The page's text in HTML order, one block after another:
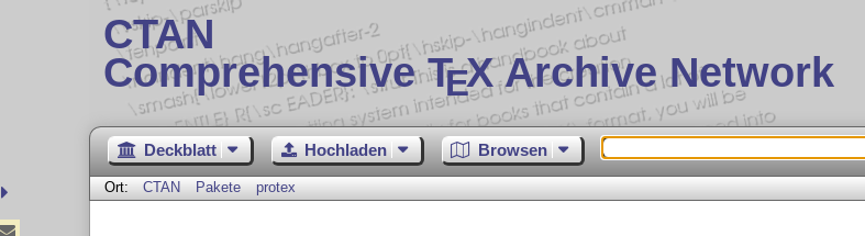
CTAN
Comprehensive TEX Archive Network
Deckblatt Hochladen Browsen
Ort: CTAN Pakete protex